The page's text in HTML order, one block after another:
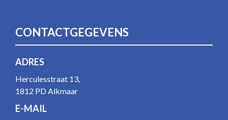
CONTACTGEGEVENS
ADRES
Herculesstraat 13,
1812 PD Alkmaar
E-MAIL